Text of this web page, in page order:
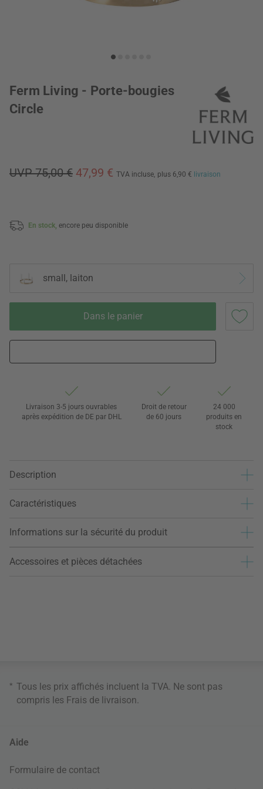
Ferm Living - Porte-bougies
Circle
UVP 75,00 € 47,99 € TVA incluse, plus 6,90 € livraison
En stock, encore peu disponible
small, laiton
Dans le panier
Livraison 3-5 jours ouvrables
après expédition de DE par DHL
Droit de retour
de 60 jours
24 000
produits en
stock
Description
Caractéristiques
Informations sur la sécurité du produit
Accessoires et pièces détachées
* Tous les prix affichés incluent la TVA. Ne sont pas
compris les Frais de livraison
Aide
Formulaire de contact